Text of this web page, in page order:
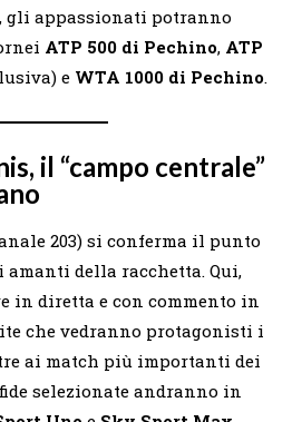
gli appassionati potranno
ATP 500 di Pechino, ATP
e WTA 1000 di Pechino.
il “campo centrale”
203) si conferma il punto
della racchetta. Qui,
in diretta e con commento in
che vedranno protagonisti i
ai match più importanti dei
selezionate andranno in